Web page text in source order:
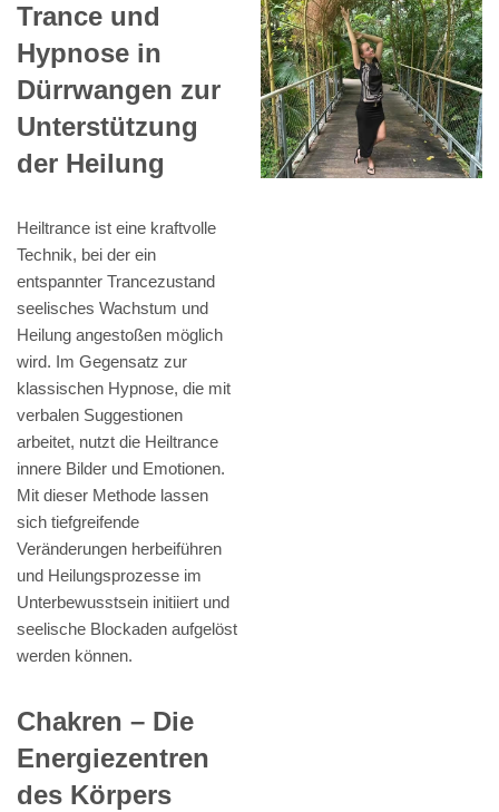
Trance und
Hypnose in
Dürrwangen zur
Unterstützung
der Heilung
Heiltrance ist eine kraftvolle
Technik, bei der ein
entspannter Trancezustand
seelisches Wachstum und
Heilung angestoßen möglich
wird. Im Gegensatz zur
klassischen Hypnose, die mit
verbalen Suggestionen
arbeitet, nutzt die Heiltrance
innere Bilder und Emotionen.
Mit dieser Methode lassen
sich tiefgreifende
Veränderungen herbeiführen
und Heilungsprozesse im
Unterbewusstsein initiiert und
seelische Blockaden aufgelöst
werden können.
Chakren – Die
Energiezentren
des Körpers